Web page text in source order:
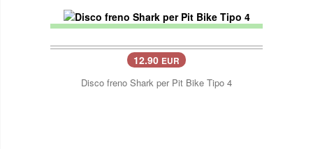
12.90 EUR
Disco freno Shark per Pit Bike Tipo 4